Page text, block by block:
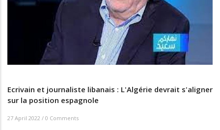
Ecrivain et journaliste libanais : L'Algérie devrait s'aligner
sur la position espagnole
27 April 2022 / 0 Comments